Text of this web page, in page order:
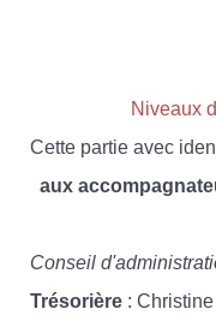
Niveaux
Cette partie avec
aux
Conseil
Trésorière :